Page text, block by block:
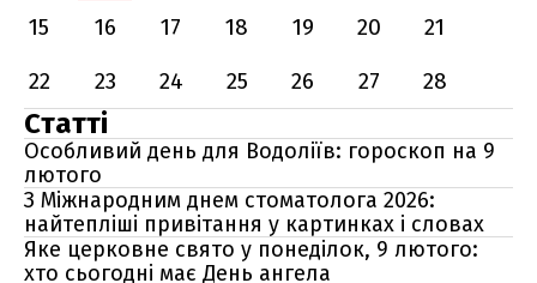
15
16 17 18 19 20
21
22
23 24 25 26 27 28
Статті
Особливий день для Водоліїв: гороскоп на 9
лютого
З Міжнародним днем стоматолога 2026:
найтепліші привітання у картинках і словах
Яке церковне свято у понеділок, 9 лютого:
хто сьогодні має День ангела